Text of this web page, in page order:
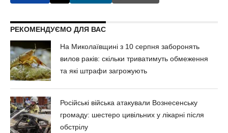
РЕКОМЕНДУЄМО ДЛЯ ВАС
На Миколаївщині з 10 серпня заборонять
вилов раків: скільки триватимуть обмеження
та які штрафи загрожують
Російські війська атакували Вознесенську
громаду: шестеро цивільних у лікарні після
обстрілу